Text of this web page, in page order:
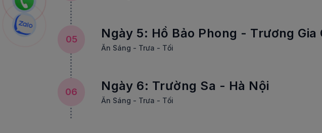
05 Ngày 5: Hồ Bảo Phong - Trương Gia
Ăn Sáng - Trưa - Tối
06 Ngày 6: Trường Sa - Hà Nội
Ăn Sáng - Trưa - Tối